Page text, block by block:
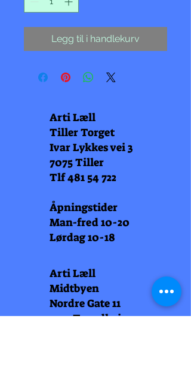
Legg til i handlekurv
Arti Læll
Tiller Torget
Ivar Lykkes vei 3
7075 Tiller
Tlf481 54 722
Åpningstider
Man-fred 10-20
Lørdag 10-18
Arti Læll
Midtbyen
Nordre Gate 11
7011 Trondheim